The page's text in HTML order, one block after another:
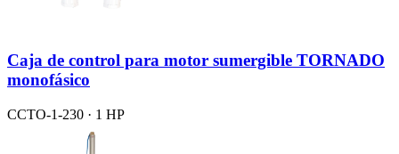
Caja de control para motor sumergible TORNADO
monofásico
CCTO-1-230 · 1 HP